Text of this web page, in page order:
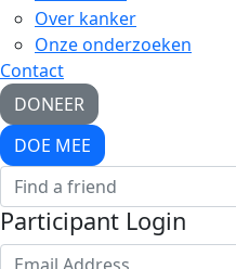
Over kanker
Onze onderzoeken
Contact
DONEER
DOE MEE
Participant Login